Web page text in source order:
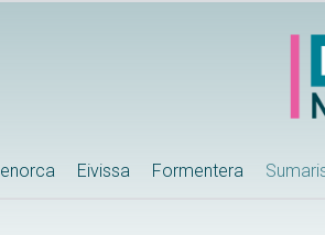
Eivissa Formentera